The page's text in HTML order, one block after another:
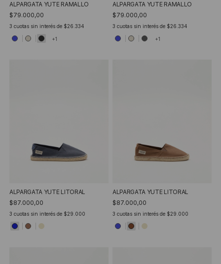
ALPARGATA YUTE RAMALLO
$79.000,00
3 cuotas sin interés de $26.334
+1
ALPARGATA YUTE RAMALLO
$79.000,00
3 cuotas sin interés de $26.334
+1
ALPARGATA YUTE LITORAL
$87.000,00
3 cuotas sin interés de $29.000
ALPARGATA YUTE LITORAL
$87.000,00
3 cuotas sin interés de $29.000